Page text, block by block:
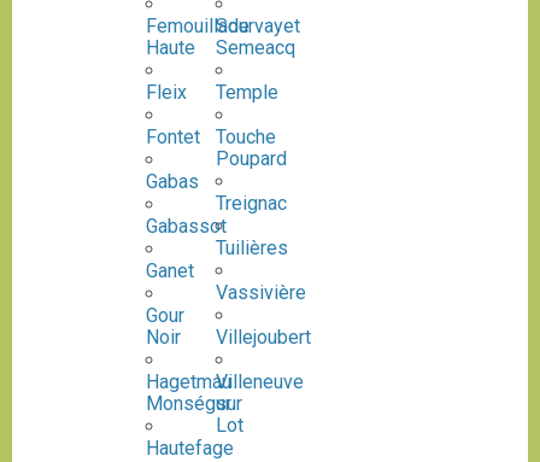
Femouillade
Haute
Fleix
Fontet
Gabas
Gabassot
Ganet
Gour
Noir
Hagetmau
Monségur
Hautefage
Sourvayet
Semeacq
Temple
Touche
Poupard
Treignac
Tuilières
Vassivière
Villejoubert
Villeneuve
sur
Lot